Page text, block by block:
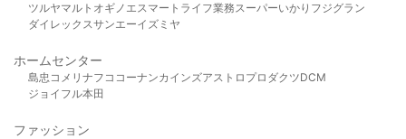
ツルヤマルト オギノ エスマート ライフ業務スーパーいかり フジグラン
ダイレックスサンエーイズミヤ
ホームセンター
島忠 コメリ ナフコ コーナンカインズアストロプロダクツDCM
ジョイフル本田
ファッション